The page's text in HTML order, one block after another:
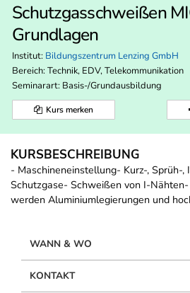
Schutzgasschweißen
Grundlagen
Institut: Bildungszentrum Lenzing GmbH
Bereich: Technik, EDV, Telekommunikation
Seminarart: Basis-/Grundausbildung
Kurs merken
KURSBESCHREIBUNG
- Maschineneinstellung- Kurz-, Sprüh-,
Schutzgase- Schweißen von I-
werden Aluminiumlegierungen und
WANN & WO
KONTAKT